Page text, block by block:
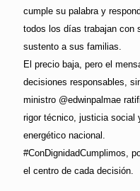
cumple su palabra y
todos los días trabajan con
sustento a sus familias.
El precio baja, pero el
decisiones responsables,
ministro @edwinpalmae
rigor técnico, justicia social
energético nacional.
#ConDignidadCumplimos,
el centro de cada decisión.